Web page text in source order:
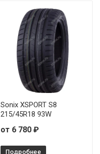
Sonix XSPORT S8
215/45R18 93W
от 6 780 ₽
Подробнее